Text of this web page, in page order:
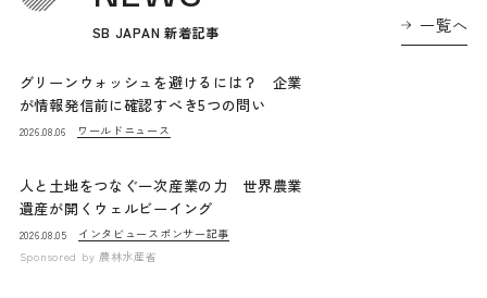
SB JAPAN 新着記事 一覧へ
グリーンウォッシュを避けるには？ 企業
が情報発信前に確認すべき5つの問い
2026.08.06 ワールドニュース
人と土地をつなぐ一次産業の力 世界農業
遺産が開くウェルビーイング
2026.08.05 インタビュー スポンサー記事
Sponsored by 農林水産省